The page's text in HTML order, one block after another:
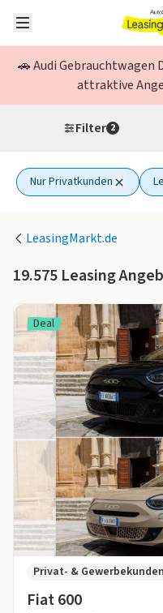
🚗 Audi Gebrauchtwagen
attraktive
LeasingMarkt.de
19.575 Leasing
Filter 2
Nur Privatkunden
2 aktive Filter
Deal
Fiat 600
Privat- & Gewerbekunden